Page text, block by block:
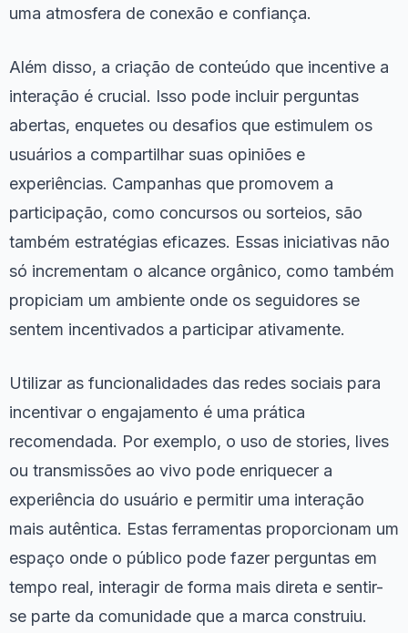
uma atmosfera de conexão e confiança.
Além disso, a criação de conteúdo que incentive a
interação é crucial. Isso pode incluir perguntas
abertas, enquetes ou desafios que estimulem os
usuários a compartilhar suas opiniões e
experiências. Campanhas que promovem a
participação, como concursos ou sorteios, são
também estratégias eficazes. Essas iniciativas não
só incrementam o alcance orgânico, como também
propiciam um ambiente onde os seguidores se
sentem incentivados a participar ativamente.
Utilizar as funcionalidades das redes sociais para
incentivar o engajamento é uma prática
recomendada. Por exemplo, o uso de stories, lives
ou transmissões ao vivo pode enriquecer a
experiência do usuário e permitir uma interação
mais autêntica. Estas ferramentas proporcionam um
espaço onde o público pode fazer perguntas em
tempo real, interagir de forma mais direta e sentir-
se parte da comunidade que a marca construiu.